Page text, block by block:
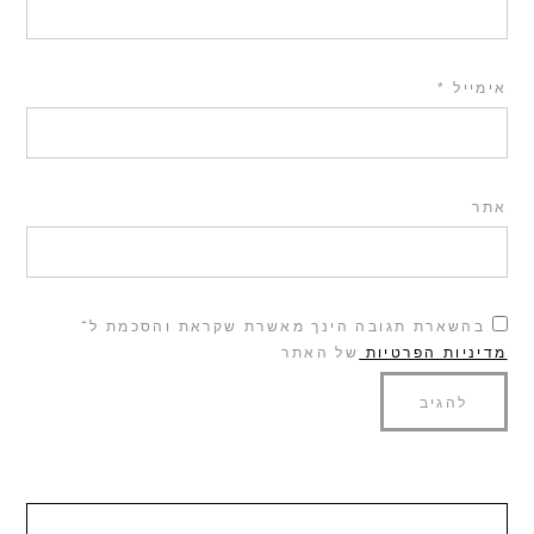
אימייל *
אתר
בהשארת תגובה הינך מאשרת שקראת והסכמת ל־
מדיניות הפרטיות
של האתר